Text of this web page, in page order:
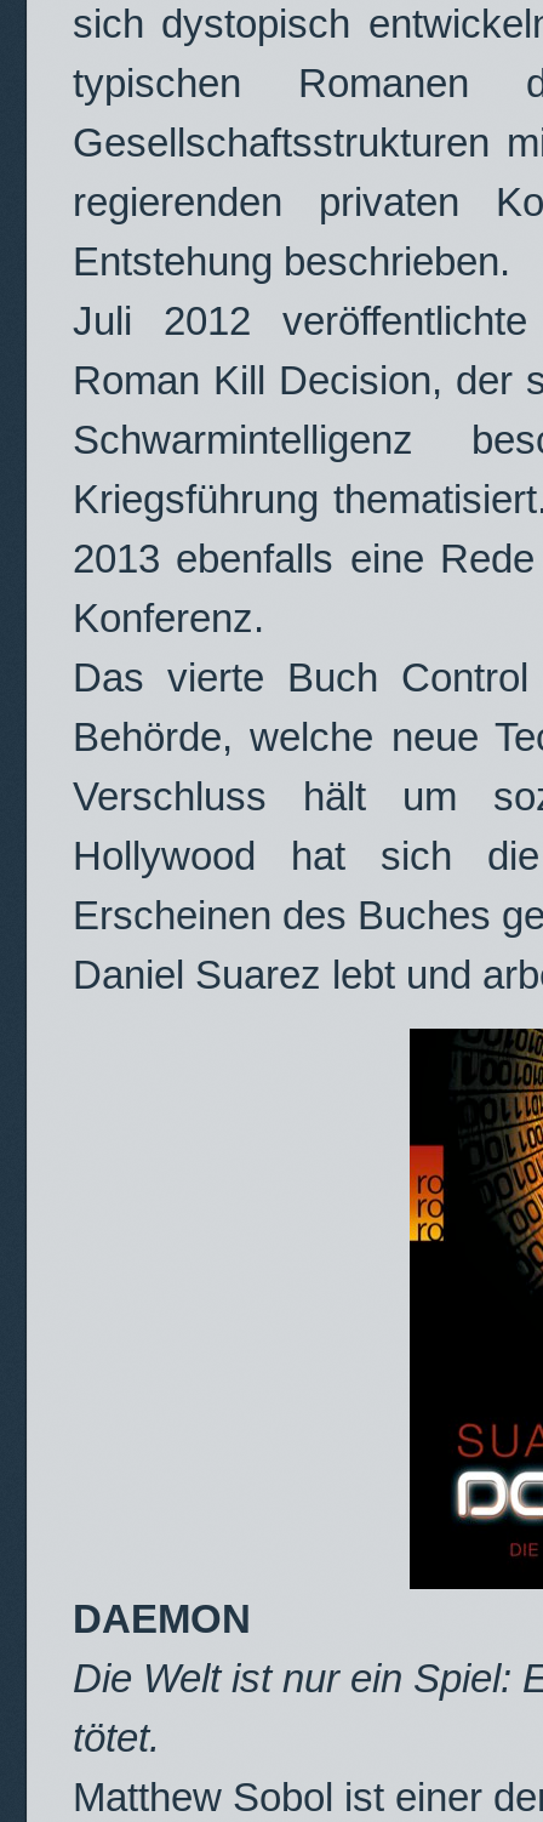
sich dystopisch
typischen Romanen
Gesellschaftsstrukturen
regierenden privaten
Entstehung beschrieben.
Juli 2012
Roman Kill Decision, der
Schwarmintelligenz
Kriegsführung
2013 ebenfalls eine
Konferenz.
Das vierte Buch
Behörde, welche neue
Verschluss hält um
Hollywood hat sich
Erscheinen des Buches
Daniel Suarez lebt und
DAEMON
Die Welt ist nur ein Spiel:
tötet.
Matthew Sobol ist einer